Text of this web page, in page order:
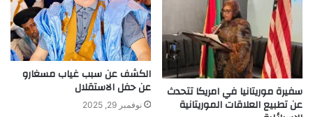
سفيرة موريتانيا في امريكا تتحدث
عن تطبيع العلاقات الموريتانية
الكشف عن سبب غياب مسغارو
عن حفل الاستقلال
نوفمبر 29, 2025